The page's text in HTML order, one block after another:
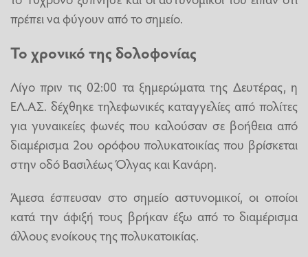
πρέπει να φύγουν από το σημείο.
Το χρονικό της δολοφονίας
Λίγο πριν τις 02:00 τα ξημερώματα της Δευτέρας, η
ΕΛ.ΑΣ. δέχθηκε τηλεφωνικές καταγγελίες από πολίτες
για γυναικείες φωνές που καλούσαν σε βοήθεια από
διαμέρισμα 2ου ορόφου πολυκατοικίας που βρίσκεται
στην οδό Βασιλέως Όλγας και Κανάρη.
Άμεσα έσπευσαν στο σημείο αστυνομικοί, οι οποίοι
κατά την άφιξή τους βρήκαν έξω από το διαμέρισμα
άλλους ενοίκους της πολυκατοικίας.